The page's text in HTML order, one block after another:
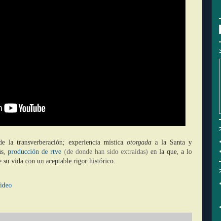
la transverberación; experiencia mística otorgada a la Santa y
producción de rtve (de donde han sido extraídas) en la que, a lo
su vida con un aceptable rigor histórico.